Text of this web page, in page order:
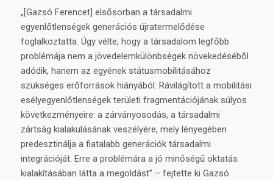
„[Gazsó Ferencet] elsősorban a társadalmi
egyenlőtlenségek generációs újratermelődése
foglalkoztatta. Úgy vélte, hogy a társadalom legfőbb
problémája nem a jövedelemkülönbségek növekedéséből
adódik, hanem az egyének státusmobilitásához
szükséges erőforrások hiányából. Rávilágított a mobilitási
esélyegyenlőtlenségek területi fragmentációjának súlyos
következményeire: a zárványosodás, a társadalmi
zártság kialakulásának veszélyére, mely lényegében
predesztinálja a fiatalabb generációk társadalmi
integrációját. Erre a problémára a jó minőségű oktatás
kialakításában látta a megoldást” – fejtette ki Gazsó